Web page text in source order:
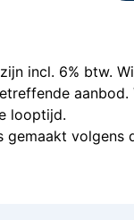
incl. 6% btw.
looptijd.
volgens